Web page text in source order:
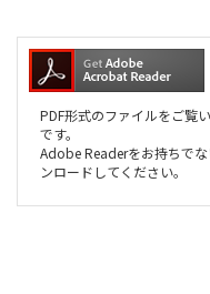
PDF形式のファイルをご覧
です。
Adobe Readerをお持ちで
ンロードしてください。